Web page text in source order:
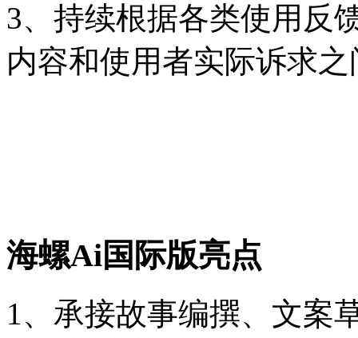
3、持续根据各类使用反
内容和使用者实际诉求
海螺Ai国际版亮点
1、承接故事编撰、文案